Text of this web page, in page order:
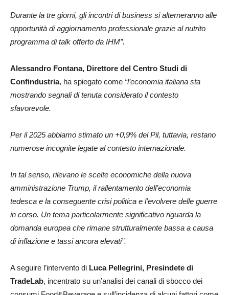
Durante la tre giorni, gli incontri di business si alterneranno alle
opportunità di aggiornamento professionale grazie al nutrito
programma di talk offerto da IHM”.
Alessandro Fontana, Direttore del Centro Studi di
Confindustria, ha spiegato come “l’economia italiana sta
mostrando segnali di tenuta considerato il contesto
sfavorevole.
Per il 2025 abbiamo stimato un +0,9% del Pil, tuttavia, restano
numerose incognite legate al contesto internazionale.
In tal senso, rilevano le scelte economiche della nuova
amministrazione Trump, il rallentamento dell’economia
tedesca e la conseguente crisi politica e l’evolvere delle guerre
in corso. Un tema particolarmente significativo riguarda la
domanda europea che rimane strutturalmente bassa a causa
di inflazione e tassi ancora elevati”.
A seguire l’intervento di Luca Pellegrini, Presindete di
TradeLab, incentrato su un’analisi dei canali di sbocco dei